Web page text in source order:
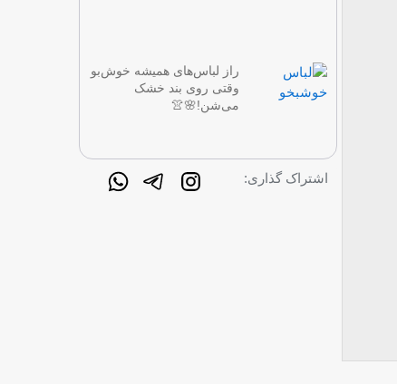
راز لباس‌های همیشه خوش‌بو
وقتی روی بند خشک
می‌شن!🌸👚
اشتراک گذاری: